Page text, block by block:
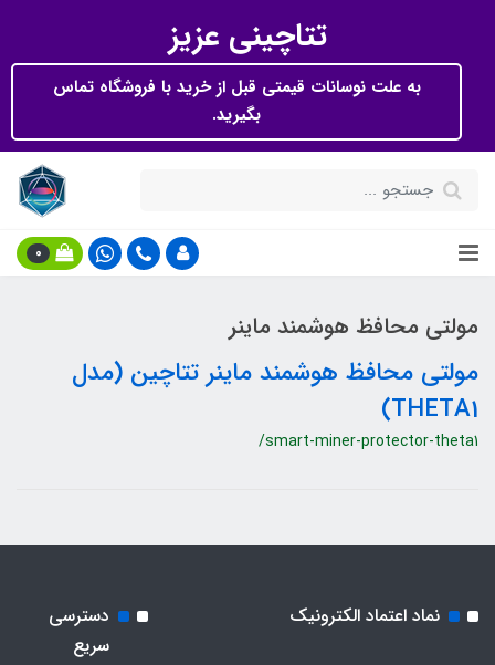
تتاچینی عزیز
به علت نوسانات قیمتی قبل از خرید با فروشگاه تماس
بگیرید.
0
مولتی محافظ هوشمند ماینر
مولتی محافظ هوشمند ماینر تتاچین (مدل
THETA1)
/smart-miner-protector-theta1
نماد اعتماد الکترونیک
دسترسی
سریع